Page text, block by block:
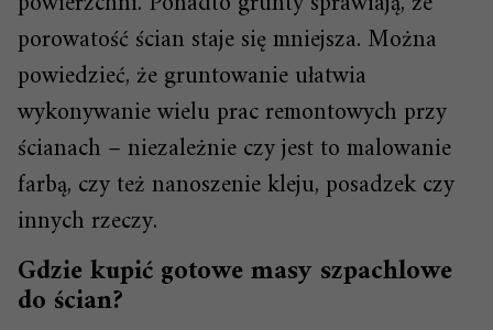
porowatość ścian staje się mniejsza. Można
powiedzieć, że gruntowanie ułatwia
wykonywanie wielu prac remontowych przy
ścianach – niezależnie czy jest to malowanie
farbą, czy też nanoszenie kleju, posadzek czy
innych rzeczy.
Gdzie kupić gotowe masy szpachlowe
do ścian?